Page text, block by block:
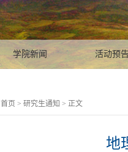
学院新闻 活动预
首页 > 研究生通知 > 正文
地